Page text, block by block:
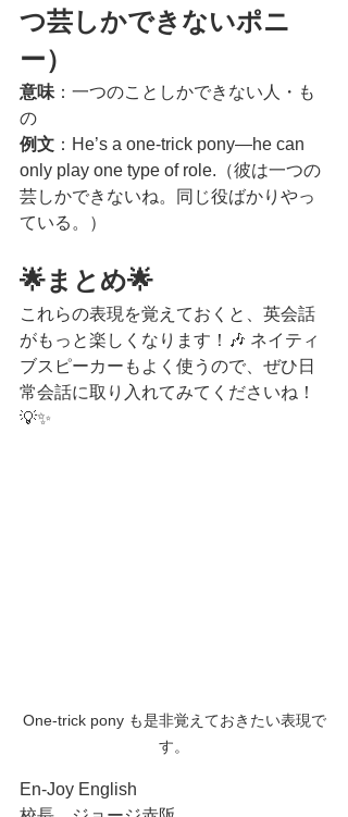
つ芸しかできないポニ
ー）
意味：一つのことしかできない人・も
の
例文 ：He’s a one-trick pony—he can
only play one type of role.（彼は一つの
芸しかできないね。同じ役ばかりやっ
ている。）
🌟まとめ🌟
これらの表現を覚えておくと、英会話
がもっと楽しくなります！🎶 ネイティ
ブスピーカーもよく使うので、ぜひ日
常会話に取り入れてみてくださいね！
💡✨
One-trick pony も是非覚えておきたい表現で
す。
En-Joy English